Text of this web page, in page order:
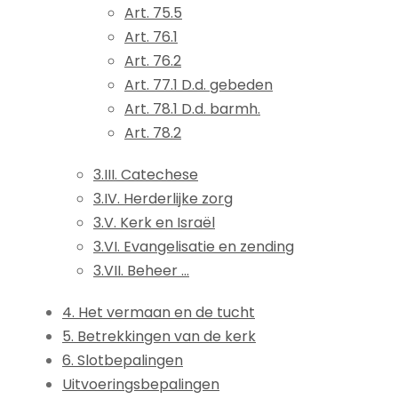
Art. 75.5
Art. 76.1
Art. 76.2
Art. 77.1 D.d. gebeden
Art. 78.1 D.d. barmh.
Art. 78.2
3.III. Catechese
3.IV. Herderlijke zorg
3.V. Kerk en Israël
3.VI. Evangelisatie en zending
3.VII. Beheer ...
4. Het vermaan en de tucht
5. Betrekkingen van de kerk
6. Slotbepalingen
Uitvoeringsbepalingen